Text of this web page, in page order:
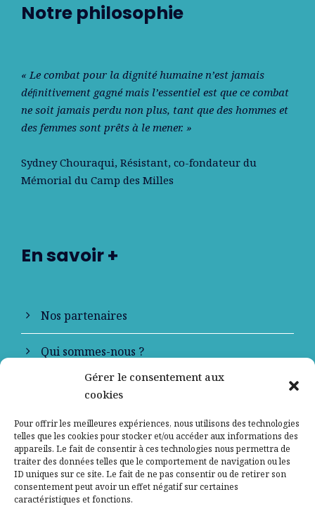
Gérer le consentement aux
cookies
Pour offrir les meilleures expériences, nous utilisons des technologies
telles que les cookies pour stocker et/ou accéder aux informations des
appareils. Le fait de consentir à ces technologies nous permettra de
traiter des données telles que le comportement de navigation ou les
ID uniques sur ce site. Le fait de ne pas consentir ou de retirer son
consentement peut avoir un effet négatif sur certaines
caractéristiques et fonctions.
Notre philosophie
« Le combat pour la dignité humaine n’est jamais
déﬁnitivement gagné mais l’essentiel est que ce combat
ne soit jamais perdu non plus, tant que des hommes et
des femmes sont prêts à le mener. »
Sydney Chouraqui, Résistant, co-fondateur du
Mémorial du Camp des Milles
En savoir +
Nos partenaires
Qui sommes-nous ?
Contactez-nous
Mentions légales
Politique de confidentialité